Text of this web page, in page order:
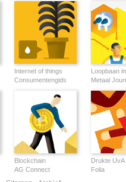
Internet of things
Consumentengids
Loopbaan
Metaal
Blockchain
AG Connect
Drukte UvA
Folia